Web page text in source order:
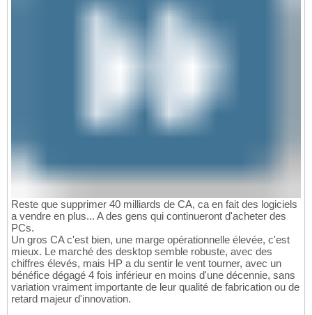
Reste que supprimer 40 milliards de CA, ca en fait des logiciels
a vendre en plus... A des gens qui continueront d'acheter des
PCs.
Un gros CA c'est bien, une marge opérationnelle élevée, c'est
mieux. Le marché des desktop semble robuste, avec des
chiffres élevés, mais HP a du sentir le vent tourner, avec un
bénéfice dégagé 4 fois inférieur en moins d'une décennie, sans
variation vraiment importante de leur qualité de fabrication ou de
retard majeur d'innovation.